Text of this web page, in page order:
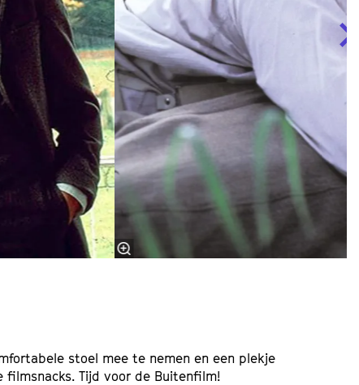
stoel mee te nemen en een plekje
filmsnacks. Tijd voor de Buitenfilm!